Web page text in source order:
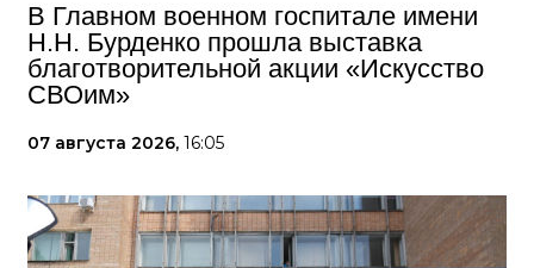
В Главном военном госпитале имени
Н.Н. Бурденко прошла выставка
благотворительной акции «Искусство
СВОим»
07 августа 2026, 16:05